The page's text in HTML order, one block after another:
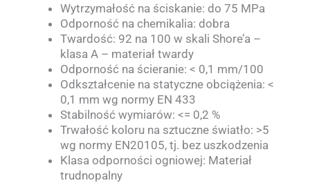
Wytrzymałość na ściskanie: do 75 MPa
Odporność na chemikalia: dobra
Twardość: 92 na 100 w skali Shore’a –
klasa A – materiał twardy
Odporność na ścieranie: < 0,1 mm/100
Odkształcenie na statyczne obciążenia: <
0,1 mm wg normy EN 433
Stabilność wymiarów: <= 0,2 %
Trwałość koloru na sztuczne światło: >5
wg normy EN20105, tj. bez uszkodzenia
Klasa odporności ogniowej: Materiał
trudnopalny